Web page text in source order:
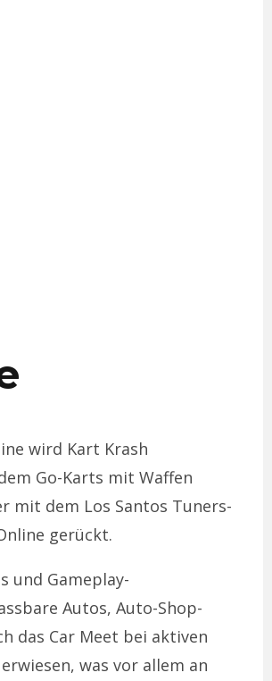
wird Kart Krash
Go-Karts mit Waffen
mit dem Los Santos Tuners-
gerückt.
und Gameplay-
Autos, Auto-Shop-
das Car Meet bei aktiven
was vor allem an